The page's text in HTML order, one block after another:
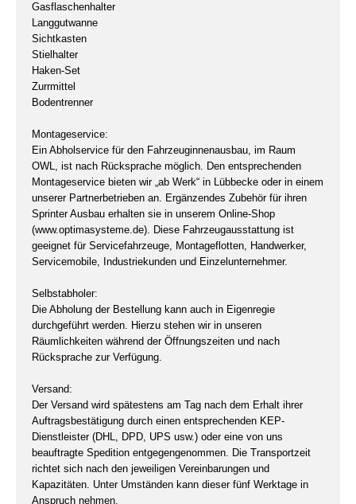
Gasflaschenhalter
Langgutwanne
Sichtkasten
Stielhalter
Haken-Set
Zurrmittel
Bodentrenner
Montageservice:
Ein Abholservice für den Fahrzeuginnenausbau, im Raum
OWL, ist nach Rücksprache möglich. Den entsprechenden
Montageservice bieten wir „ab Werk“ in Lübbecke oder in einem
unserer Partnerbetrieben an. Ergänzendes Zubehör für ihren
Sprinter Ausbau erhalten sie in unserem Online-Shop
(www.optimasysteme.de). Diese Fahrzeugausstattung ist
geeignet für Servicefahrzeuge, Montageflotten, Handwerker,
Servicemobile, Industriekunden und Einzelunternehmer.
Selbstabholer:
Die Abholung der Bestellung kann auch in Eigenregie
durchgeführt werden. Hierzu stehen wir in unseren
Räumlichkeiten während der Öffnungszeiten und nach
Rücksprache zur Verfügung.
Versand:
Der Versand wird spätestens am Tag nach dem Erhalt ihrer
Auftragsbestätigung durch einen entsprechenden KEP-
Dienstleister (DHL, DPD, UPS usw.) oder eine von uns
beauftragte Spedition entgegengenommen. Die Transportzeit
richtet sich nach den jeweiligen Vereinbarungen und
Kapazitäten. Unter Umständen kann dieser fünf Werktage in
Anspruch nehmen.